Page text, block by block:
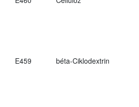
E459
béta-Ciklodextrin